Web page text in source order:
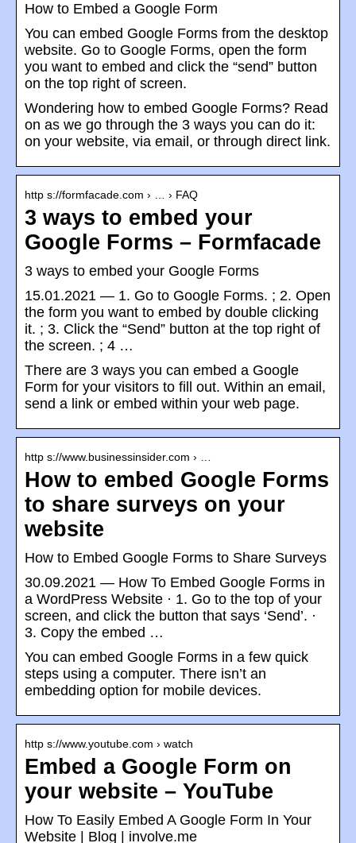
How to Embed a Google Form
You can embed Google Forms from the desktop
website. Go to Google Forms, open the form
you want to embed and click the “send” button
on the top right of screen.
Wondering how to embed Google Forms? Read
on as we go through the 3 ways you can do it:
on your website, via email, or through direct link.
http s://formfacade.com › … › FAQ
3 ways to embed your
Google Forms – Formfacade
3 ways to embed your Google Forms
15.01.2021 — 1. Go to Google Forms. ; 2. Open
the form you want to embed by double clicking
it. ; 3. Click the “Send” button at the top right of
the screen. ; 4 …
There are 3 ways you can embed a Google
Form for your visitors to fill out. Within an email,
send a link or embed within your web page.
http s://www.businessinsider.com › …
How to embed Google Forms
to share surveys on your
website
How to Embed Google Forms to Share Surveys
30.09.2021 — How To Embed Google Forms in
a WordPress Website · 1. Go to the top of your
screen, and click the button that says ‘Send’. ·
3. Copy the embed …
You can embed Google Forms in a few quick
steps using a computer. There isn’t an
embedding option for mobile devices.
http s://www.youtube.com › watch
Embed a Google Form on
your website – YouTube
How To Easily Embed A Google Form In Your
Website | Blog | involve.me